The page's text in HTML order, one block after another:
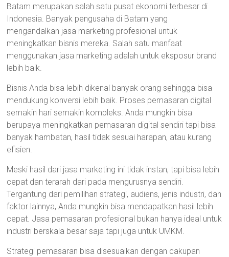
Batam merupakan salah satu pusat ekonomi terbesar di
Indonesia. Banyak pengusaha di Batam yang
mengandalkan jasa marketing profesional untuk
meningkatkan bisnis mereka. Salah satu manfaat
menggunakan jasa marketing adalah untuk eksposur brand
lebih baik.
Bisnis Anda bisa lebih dikenal banyak orang sehingga bisa
mendukung konversi lebih baik. Proses pemasaran digital
semakin hari semakin kompleks. Anda mungkin bisa
berupaya meningkatkan pemasaran digital sendiri tapi bisa
banyak hambatan, hasil tidak sesuai harapan, atau kurang
efisien.
Meski hasil dari jasa marketing ini tidak instan, tapi bisa lebih
cepat dan terarah dari pada mengurusnya sendiri.
Tergantung dari pemilihan strategi, audiens, jenis industri, dan
faktor lainnya, Anda mungkin bisa mendapatkan hasil lebih
cepat. Jasa pemasaran profesional bukan hanya ideal untuk
industri berskala besar saja tapi juga untuk UMKM.
Strategi pemasaran bisa disesuaikan dengan cakupan